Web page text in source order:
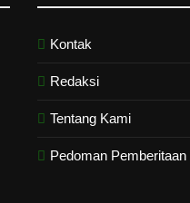
Kontak
Redaksi
Tentang Kami
Pedoman